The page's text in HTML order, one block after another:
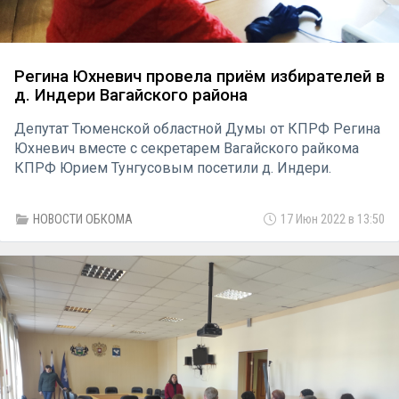
Регина Юхневич провела приём избирателей в
д. Индери Вагайского района
Депутат Тюменской областной Думы от КПРФ Регина
Юхневич вместе с секретарем Вагайского райкома
КПРФ Юрием Тунгусовым посетили д. Индери.
НОВОСТИ ОБКОМА 17 Июн 2022 в 13:50